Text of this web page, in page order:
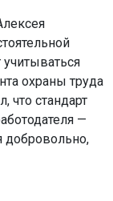
охраны труда
что стандарт
—
добровольно,